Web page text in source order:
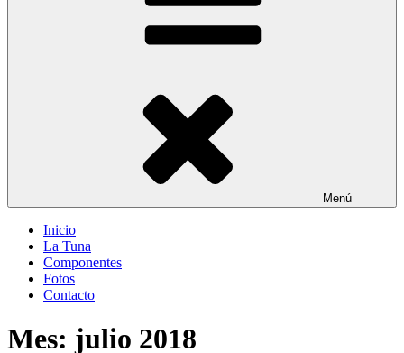
Menú
Inicio
La Tuna
Componentes
Fotos
Contacto
Mes: julio 2018